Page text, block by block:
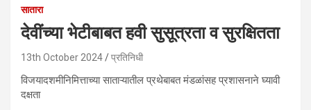
सातारा
देवींच्या भेटीबाबत हवी सुसूत्रता व सुरक्षितता
13th October 2024 प्रतिनिधी
विजयादशमीनिमित्ताच्या साताऱ्यातील प्रथेबाबत मंडळांसह प्रशासनाने घ्यावी
दक्षता